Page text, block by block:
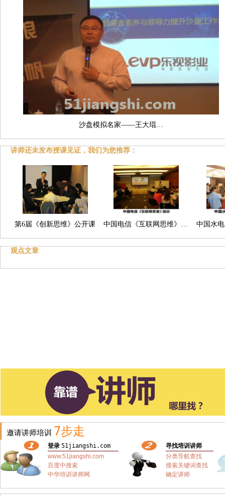
沙盘模拟名家——王大琨…
讲师还未发布授课见证，我们为您推荐：
第6届《创新思维》公开课 中国电信《互联网思维》… 中国水
观点文章
邀请讲师培训 7步走
登录 51jiangshi.com
www.51jiangshi.com
百度中搜索
中华培训讲师网
寻找培训讲师
分类导航查找
搜索关键词查找
确定讲师